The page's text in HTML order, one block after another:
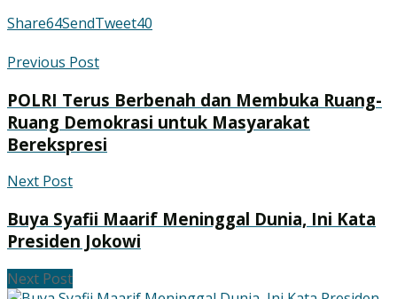
Share64SendTweet40
Previous Post
POLRI Terus Berbenah dan Membuka Ruang-
Ruang Demokrasi untuk Masyarakat
Berekspresi
Next Post
Buya Syafii Maarif Meninggal Dunia, Ini Kata
Presiden Jokowi
Next Post